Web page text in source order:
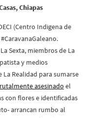
Chiapas
(Centro Indigena de
Sexta, miembros de La
y medios
Realidad para sumarse
asesinado el
con flores e identificadas
arrancan rumbo al